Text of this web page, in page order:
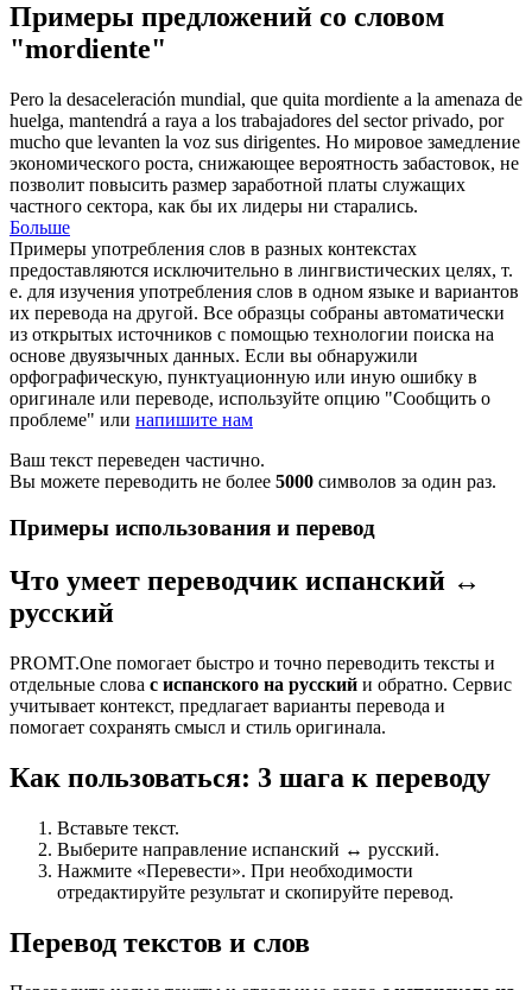
Примеры предложений со словом
"mordiente"
Pero la desaceleración mundial, que quita mordiente a la amenaza de
huelga, mantendrá a raya a los trabajadores del sector privado, por
mucho que levanten la voz sus dirigentes. Но мировое замедление
экономического роста, снижающее вероятность забастовок, не
позволит повысить размер заработной платы служащих
частного сектора, как бы их лидеры ни старались.
Больше
Примеры употребления слов в разных контекстах
предоставляются исключительно в лингвистических целях, т.
е. для изучения употребления слов в одном языке и вариантов
их перевода на другой. Все образцы собраны автоматически
из открытых источников с помощью технологии поиска на
основе двуязычных данных. Если вы обнаружили
орфографическую, пунктуационную или иную ошибку в
оригинале или переводе, используйте опцию "Сообщить о
проблеме" или напишите нам
Ваш текст переведен частично.
Вы можете переводить не более 5000 символов за один раз.
Примеры использования и перевод
Что умеет переводчик испанский ↔
русский
PROMT.One помогает быстро и точно переводить тексты и
отдельные слова с испанского на русский и обратно. Сервис
учитывает контекст, предлагает варианты перевода и
помогает сохранять смысл и стиль оригинала.
Как пользоваться: 3 шага к переводу
Вставьте текст.
Выберите направление испанский ↔ русский.
Нажмите «Перевести». При необходимости
отредактируйте результат и скопируйте перевод.
Перевод текстов и слов